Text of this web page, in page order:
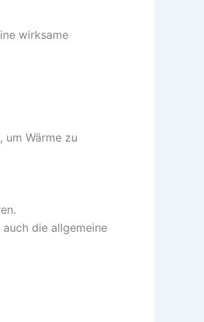
wirksame
Wärme zu
die allgemeine